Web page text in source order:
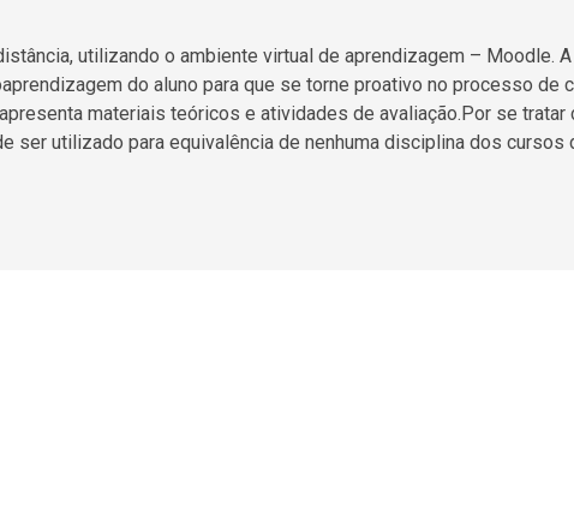
utilizando o ambiente virtual de aprendizagem – Moodle.
do aluno para que se torne proativo no processo de
materiais teóricos e atividades de avaliação.Por se
ser utilizado para equivalência de nenhuma disciplina dos cursos